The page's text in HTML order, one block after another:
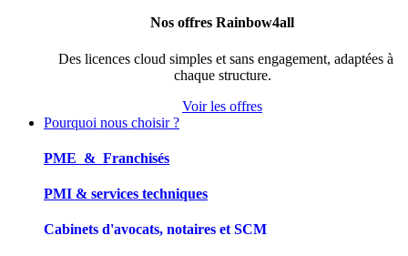
Nos offres Rainbow4all
Des licences cloud simples et sans engagement, adaptées à
chaque structure.
Voir les offres
Pourquoi nous choisir ?
PME & Franchisés
PMI & services techniques
Cabinets d'avocats, notaires et SCM